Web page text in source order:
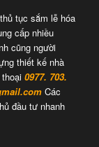
tục sắm lễ hóa
cấp nhiều
cũng người
thiết kế nhà
0977. 703.
Các
đầu tư nhanh